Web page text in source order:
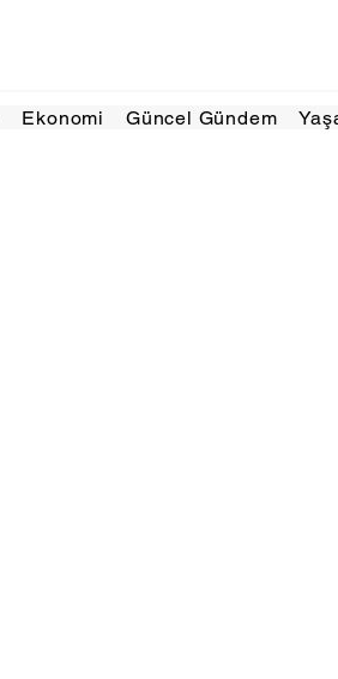
Ekonomi Güncel Gündem